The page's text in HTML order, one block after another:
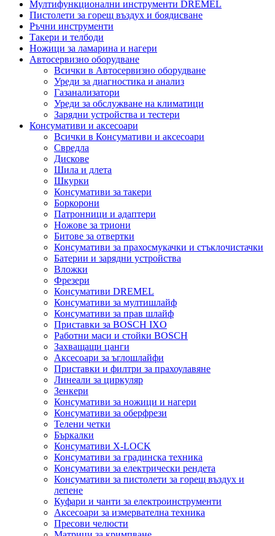
Мултифункционални инструменти DREMEL
Пистолети за горещ въздух и боядисване
Ръчни инструменти
Такери и телбоди
Ножици за ламарина и нагери
Автосервизно оборудване
Всички в Автосервизно оборудване
Уреди за диагностика и анализ
Газанализатори
Уреди за обслужване на климатици
Зарядни устройства и тестери
Консумативи и аксесоари
Всички в Консумативи и аксесоари
Свредла
Дискове
Шила и длета
Шкурки
Консумативи за такери
Боркорони
Патронници и адаптери
Ножове за триони
Битове за отвертки
Консумативи за прахосмукачки и стъклочистачки
Батерии и зарядни устройства
Вложки
Фрезери
Консумативи DREMEL
Консумативи за мултишлайф
Консумативи за прав шлайф
Приставки за BOSCH IXO
Работни маси и стойки BOSCH
Захващащи цанги
Аксесоари за ъглошлайфи
Приставки и филтри за прахоулавяне
Линеали за циркуляр
Зенкери
Консумативи за ножици и нагери
Консумативи за оберфрези
Телени четки
Бъркалки
Консумативи X-LOCK
Консумативи за градинска техника
Консумативи за електрически рендета
Консумативи за пистолети за горещ въздух и
лепене
Куфари и чанти за електроинструменти
Аксесоари за измервателна техника
Пресови челюсти